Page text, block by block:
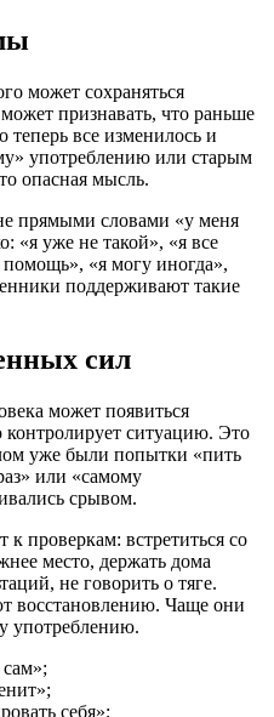
может сохраняться
признавать, что раньше
все изменилось и
употреблению или старым
опасная мысль.
прямыми словами «у меня
«я уже не такой», «я все
«я могу иногда»,
поддерживают такие
сил
может появиться
контролирует ситуацию. Это
уже были попытки «пить
или «самому
срывом.
проверкам: встретиться со
место, держать дома
не говорить о тяге.
восстановлению. Чаще они
употреблению.
себя»;